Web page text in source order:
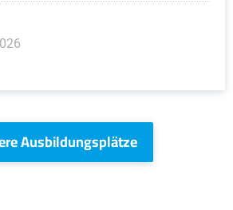
Ausbildungsplätze